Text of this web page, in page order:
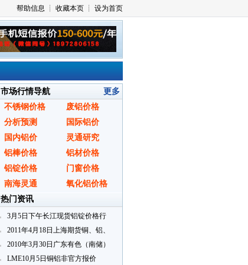
市场行情导航
更多
不锈钢价格
废铝价格
分析预测
国际铝价
国内铝价
灵通研究
铝棒价格
铝材价格
铝锭价格
门窗价格
南海灵通
氧化铝价格
热门资讯
3月5日下午长江现货铝锭价格行
2011年4月18日上海期货铜、铝、
锌即月开盘行情
2010年3月30日广东有色（南储）
铝锭现货报价
LME10月5日铜铝非官方报价